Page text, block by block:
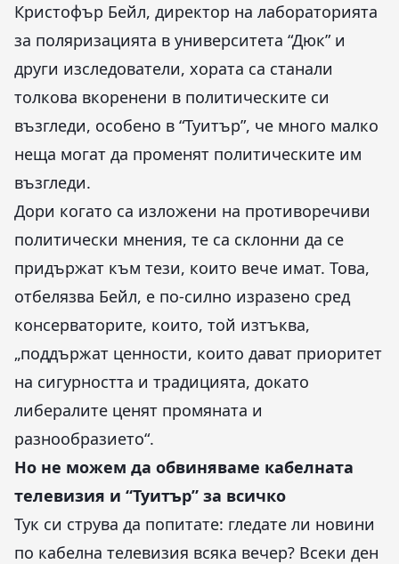
Кристофър Бейл, директор на лабораторията
за поляризацията в университета “Дюк” и
други изследователи, хората са станали
толкова вкоренени в политическите си
възгледи, особено в “Туитър”, че много малко
неща могат да променят политическите им
възгледи.
Дори когато са изложени на противоречиви
политически мнения, те са склонни да се
придържат към тези, които вече имат. Това,
отбелязва Бейл, е по-силно изразено сред
консерваторите, които, той изтъква,
„поддържат ценности, които дават приоритет
на сигурността и традицията, докато
либералите ценят промяната и
разнообразието“.
Но не можем да обвиняваме кабелната
телевизия и “Туитър” за всичко
Тук си струва да попитате: гледате ли новини
по кабелна телевизия всяка вечер? Всеки ден